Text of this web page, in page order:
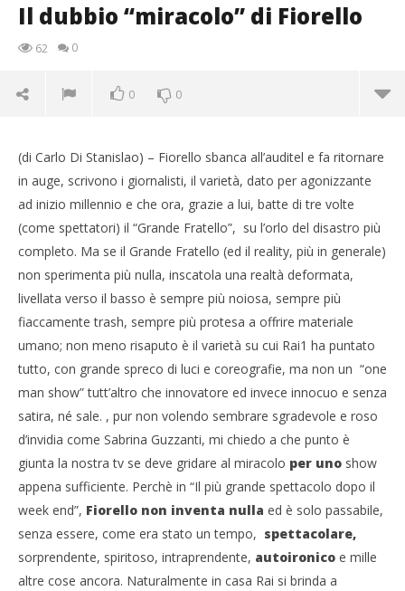
Il dubbio “miracolo” di Fiorello
62 0
0 0
NOW VIEWING
Il dubbio “miracolo” di Fiorello
23/11/2011
(di Carlo Di Stanislao) – Fiorello sbanca all’auditel e fa ritornare
in auge, scrivono i giornalisti, il varietà, dato per agonizzante
ad inizio millennio e che ora, grazie a lui, batte di tre volte
(come spettatori) il “Grande Fratello”, su l’orlo del disastro più
completo. Ma se il Grande Fratello (ed il reality, più in generale)
non sperimenta più nulla, inscatola una realtà deformata,
livellata verso il basso è sempre più noiosa, sempre più
fiaccamente trash, sempre più protesa a offrire materiale
umano; non meno risaputo è il varietà su cui Rai1 ha puntato
tutto, con grande spreco di luci e coreografie, ma non un “one
man show” tutt’altro che innovatore ed invece innocuo e senza
satira, né sale. , pur non volendo sembrare sgradevole e roso
d’invidia come Sabrina Guzzanti, mi chiedo a che punto è
giunta la nostra tv se deve gridare al miracolo per uno show
appena sufficiente. Perchè in “Il più grande spettacolo dopo il
week end”, Fiorello non inventa nulla ed è solo passabile,
senza essere, come era stato un tempo, spettacolare,
sorprendente, spiritoso, intraprendente, autoironico e mille
altre cose ancora. Naturalmente in casa Rai si brinda a